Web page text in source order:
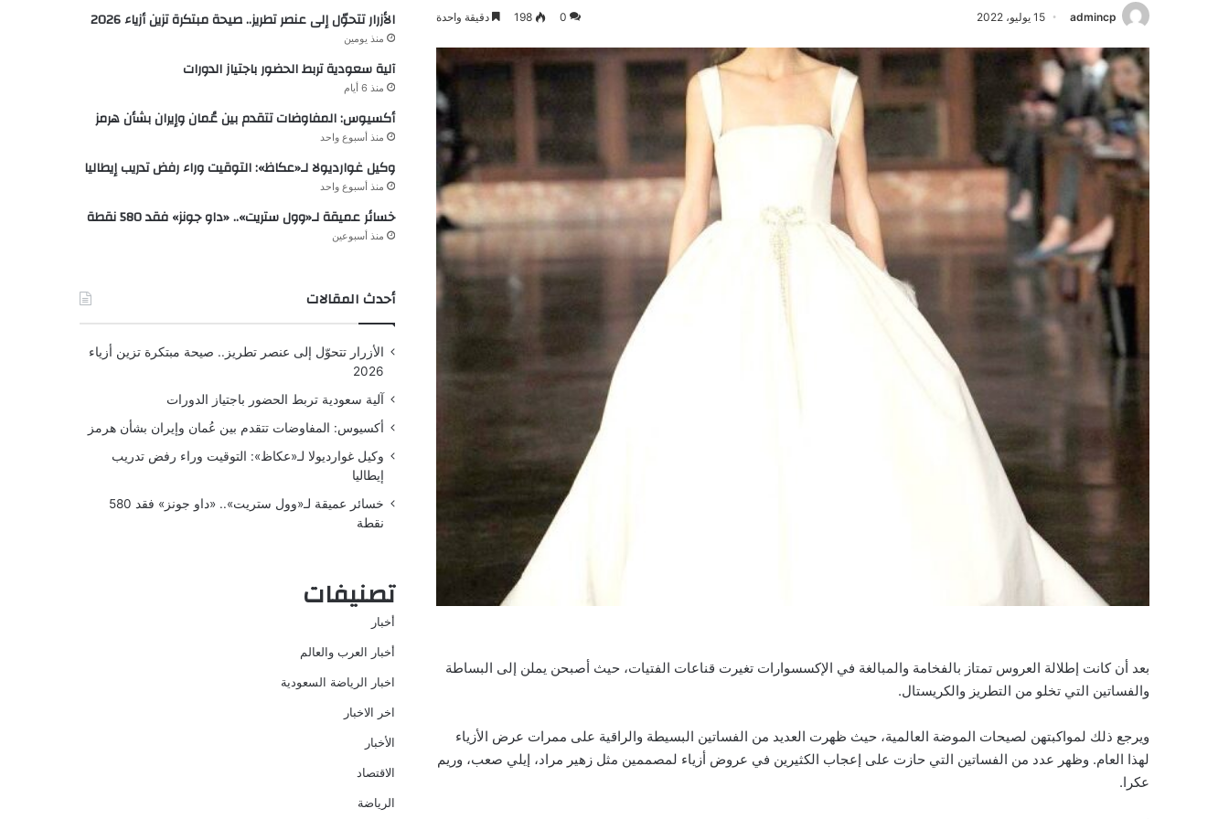
admincp 15 يوليو، 2022 0
198 دقيقة واحدة
بعد أن كانت إطلالة العروس تمتاز بالفخامة والمبالغة في الإكسسوارات تغيرت قناعات الفتيات، حيث أصبحن يملن إلى البساطة
‏والفساتين التي تخلو من التطريز والكريستال.
ويرجع ذلك لمواكبتهن ‏لصيحات الموضة العالمية، حيث ظهرت العديد من الفساتين البسيطة والراقية على ممرات عرض الأزياء
لهذا العام. وظهر عدد من الفساتين التي حازت على إعجاب الكثيرين في عروض أزياء لمصممين مثل زهير مراد، إيلي صعب، وريم
عكرا.
الأزرار تتحوّل إلى عنصر تطريز.. صيحة مبتكرة تزين أزياء 2026
منذ يومين
آلية سعودية تربط الحضور باجتياز الدورات
منذ 6 أيام
أكسيوس: المفاوضات تتقدم بين عُمان وإيران بشأن هرمز
منذ أسبوع واحد
وكيل غوارديولا لـ«عكاظ»: التوقيت وراء رفض تدريب إيطاليا
منذ أسبوع واحد
خسائر عميقة لـ«وول ستريت».. «داو جونز» فقد 580 نقطة
منذ أسبوعين
أحدث المقالات
الأزرار تتحوّل إلى عنصر تطريز.. صيحة مبتكرة تزين أزياء
2026
آلية سعودية تربط الحضور باجتياز الدورات
أكسيوس: المفاوضات تتقدم بين عُمان وإيران بشأن هرمز
وكيل غوارديولا لـ«عكاظ»: التوقيت وراء رفض تدريب
إيطاليا
خسائر عميقة لـ«وول ستريت».. «داو جونز» فقد 580
نقطة
تصنيفات
أخبار
أخبار العرب والعالم
اخبار الرياضة السعودية
اخر الاخبار
الأخبار
الاقتصاد
الرياضة